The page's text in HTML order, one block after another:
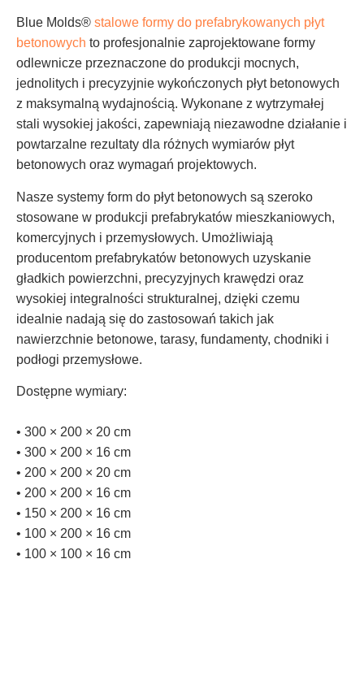
Blue Molds® stalowe formy do prefabrykowanych płyt
betonowych to profesjonalnie zaprojektowane formy
odlewnicze przeznaczone do produkcji mocnych,
jednolitych i precyzyjnie wykończonych płyt betonowych
z maksymalną wydajnością. Wykonane z wytrzymałej
stali wysokiej jakości, zapewniają niezawodne działanie i
powtarzalne rezultaty dla różnych wymiarów płyt
betonowych oraz wymagań projektowych.
Nasze systemy form do płyt betonowych są szeroko
stosowane w produkcji prefabrykatów mieszkaniowych,
komercyjnych i przemysłowych. Umożliwiają
producentom prefabrykatów betonowych uzyskanie
gładkich powierzchni, precyzyjnych krawędzi oraz
wysokiej integralności strukturalnej, dzięki czemu
idealnie nadają się do zastosowań takich jak
nawierzchnie betonowe, tarasy, fundamenty, chodniki i
podłogi przemysłowe.
Dostępne wymiary:
• 300 × 200 × 20 cm
• 300 × 200 × 16 cm
• 200 × 200 × 20 cm
• 200 × 200 × 16 cm
• 150 × 200 × 16 cm
• 100 × 200 × 16 cm
• 100 × 100 × 16 cm